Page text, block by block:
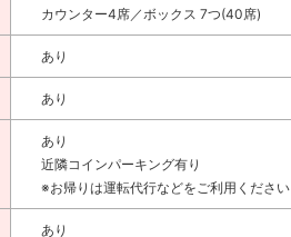
カウンター4席／ボックス 7つ(40席)
あり
あり
あり
近隣コインパーキング有り
※お帰りは運転代行などをご利用ください
あり